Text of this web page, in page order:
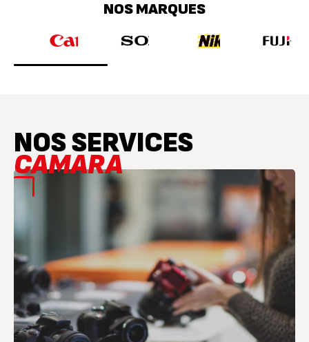
NOS SERVICES
CAMARA
TROUVEZ LE MAGASIN LE PLUS PROCHE
Trouvez une boutique